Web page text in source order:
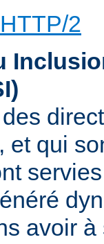
2
et qui
avoir